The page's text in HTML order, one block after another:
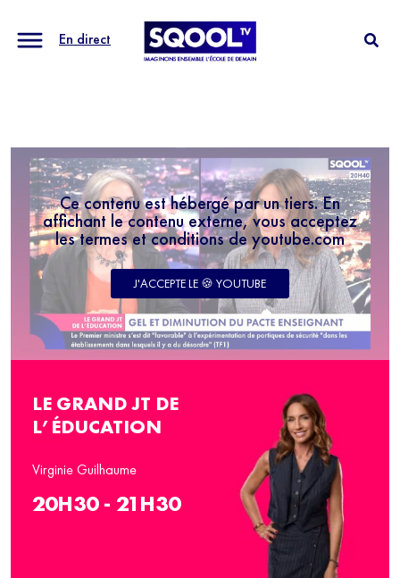
En direct
Ce contenu est hébergé par un tiers. En
affichant le contenu externe, vous acceptez
les termes et conditions de youtube.com
J'ACCEPTE LE 🍪 YOUTUBE
LE GRAND JT DE
L’ÉDUCATION
Virginie Guilhaume
20H30 - 21H30